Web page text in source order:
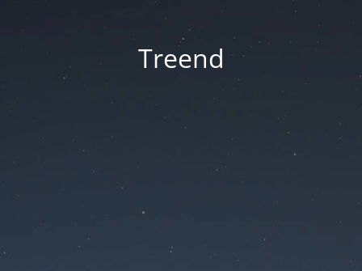
Treend